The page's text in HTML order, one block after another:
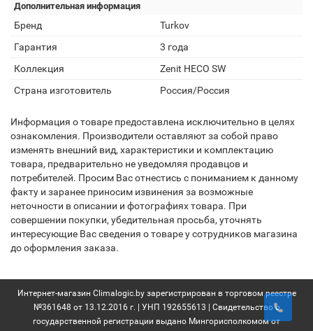
Дополнительная информация
Бренд
Turkov
Гарантия
3 года
Коллекция
Zenit HECO SW
Страна изготовитель
Россия/Россия
Информация о товаре предоставлена исключительно в целях
ознакомления. Производители оставляют за собой право
изменять внешний вид, характеристики и комплектацию
товара, предварительно не уведомляя продавцов и
потребителей. Просим Вас отнестись с пониманием к данному
факту и заранее приносим извинения за возможные
неточности в описании и фотографиях товара. При
совершении покупки, убедительная просьба, уточнять
интересующие Вас сведения о товаре у сотрудников магазина
до оформления заказа.
Интернет-магазин Climalogic.by зарегистрирован в торговом реестре
№361648 от 13.12.2016 г. | УНП 192655613 | Свидетельство о
государственной регистрации выдано Мингорисполкомом от